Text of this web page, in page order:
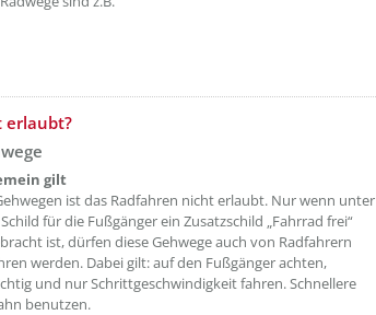
erlaubt?
gilt
ist das Radfahren nicht erlaubt. Nur wenn unter
für die Fußgänger ein Zusatzschild „Fahrrad frei“
ist, dürfen diese Gehwege auch von Radfahrern
werden. Dabei gilt: auf den Fußgänger achten,
und nur Schrittgeschwindigkeit fahren. Schnellere
benutzen.